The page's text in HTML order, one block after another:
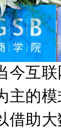
今互
主的
借助